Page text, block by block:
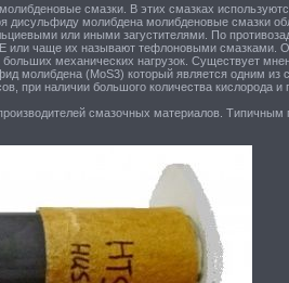
смазки. В этих смазках
дисульфиду молибдена молибденовые смазки
или иными загустителями. По
или чаще их называют тефлоновыми смазками. О
механических нагрузок. Существует
молибдена (MoS3) который является одним из
при наличии большого количества кислорода и
смазочных материалов.